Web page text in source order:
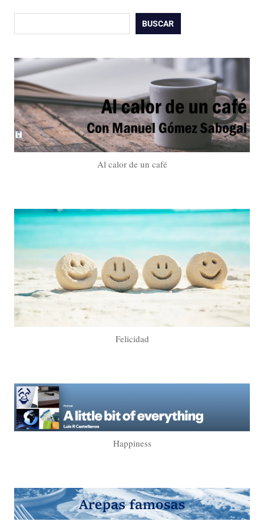
BUSCAR
Al calor de un café
Felicidad
Happiness